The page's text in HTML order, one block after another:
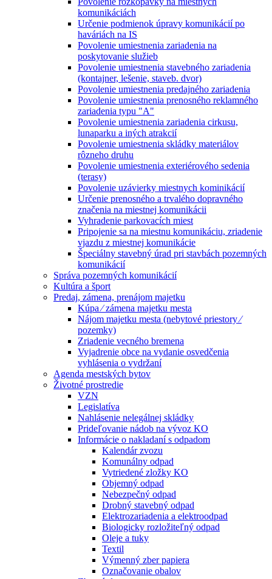
komunikáciách
Určenie podmienok úpravy komunikácií po
haváriách na IS
Povolenie umiestnenia zariadenia na
poskytovanie služieb
Povolenie umiestnenia stavebného zariadenia
(kontajner, lešenie, staveb. dvor)
Povolenie umiestnenia predajného zariadenia
Povolenie umiestnenia prenosného reklamného
zariadenia typu "A"
Povolenie umiestnenia zariadenia cirkusu,
lunaparku a iných atrakcií
Povolenie umiestnenia skládky materiálov
rôzneho druhu
Povolenie umiestnenia exteriérového sedenia
(terasy)
Povolenie uzávierky miestnych kominikácií
Určenie prenosného a trvalého dopravného
značenia na miestnej komunikácii
Vyhradenie parkovacích miest
Pripojenie sa na miestnu komunikáciu, zriadenie
vjazdu z miestnej komunikácie
Špeciálny stavebný úrad pri stavbách pozemných
komunikácií
Správa pozemných komunikácií
Kultúra a šport
Predaj, zámena, prenájom majetku
Kúpa ⁄ zámena majetku mesta
Nájom majetku mesta (nebytové priestory ⁄
pozemky)
Zriadenie vecného bremena
Vyjadrenie obce na vydanie osvedčenia
vyhlásenia o vydržaní
Agenda mestských bytov
Životné prostredie
VZN
Legislatíva
Nahlásenie nelegálnej skládky
Prideľovanie nádob na vývoz KO
Informácie o nakladaní s odpadom
Kalendár zvozu
Komunálny odpad
Vytriedené zložky KO
Objemný odpad
Nebezpečný odpad
Drobný stavebný odpad
Elektrozariadenia a elektroodpad
Biologicky rozložiteľný odpad
Oleje a tuky
Textil
Výmenný zber papiera
Označovanie obalov